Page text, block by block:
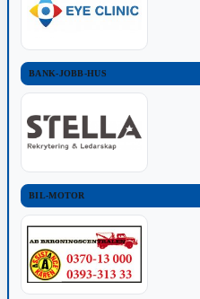
BANK-JOBB-HUS
BIL-MOTOR